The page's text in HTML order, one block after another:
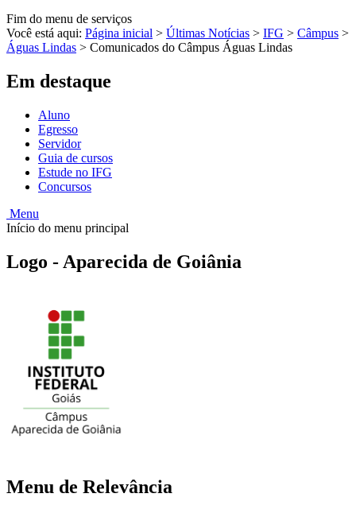
Fim do menu de serviços
Você está aqui: Página inicial > Últimas Notícias > IFG > Câmpus >
Águas Lindas > Comunicados do Câmpus Águas Lindas
Em destaque
Aluno
Egresso
Servidor
Guia de cursos
Estude no IFG
Concursos
Menu
Início do menu principal
Logo - Aparecida de Goiânia
Menu de Relevância